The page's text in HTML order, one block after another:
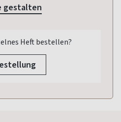
gestalten
Heft bestellen?